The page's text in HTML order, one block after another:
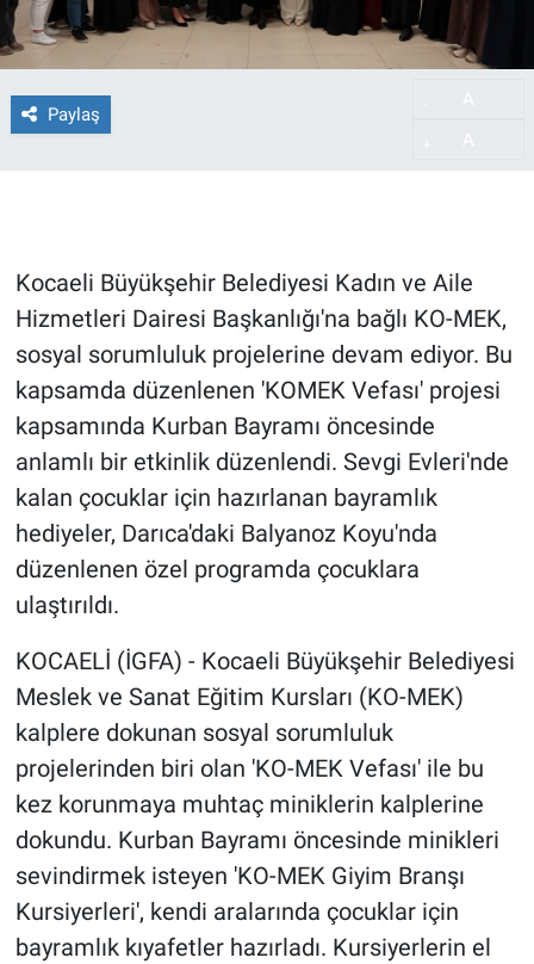
Paylaş
Kocaeli Büyükşehir Belediyesi Kadın ve Aile
Hizmetleri Dairesi Başkanlığı'na bağlı KO-MEK,
sosyal sorumluluk projelerine devam ediyor. Bu
kapsamda düzenlenen 'KOMEK Vefası' projesi
kapsamında Kurban Bayramı öncesinde
anlamlı bir etkinlik düzenlendi. Sevgi Evleri'nde
kalan çocuklar için hazırlanan bayramlık
hediyeler, Darıca'daki Balyanoz Koyu'nda
düzenlenen özel programda çocuklara
ulaştırıldı.
KOCAELİ (İGFA) - Kocaeli Büyükşehir Belediyesi
Meslek ve Sanat Eğitim Kursları (KO-MEK)
kalplere dokunan sosyal sorumluluk
projelerinden biri olan 'KO-MEK Vefası' ile bu
kez korunmaya muhtaç miniklerin kalplerine
dokundu. Kurban Bayramı öncesinde minikleri
sevindirmek isteyen 'KO-MEK Giyim Branşı
Kursiyerleri', kendi aralarında çocuklar için
bayramlık kıyafetler hazırladı. Kursiyerlerin el